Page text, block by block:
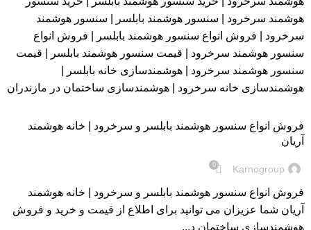
فروش انواع سنسور هوشمند بابلسر و سرخرود | خانه هوشمند
آریان
Karnogroup
0
فروش انواع سنسور هوشمند بابلسر و سرخرود | خانه هوشمند
آریان شما عزیزان می توانید برای اطلاع از قیمت و خرید و فروش
هوشمندسازی ساختمان د...